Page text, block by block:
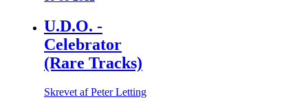
U.D.O. -
Celebrator
(Rare Tracks)
Skrevet af Peter Letting